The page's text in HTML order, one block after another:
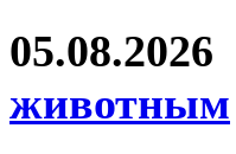
05.08.2026
животным